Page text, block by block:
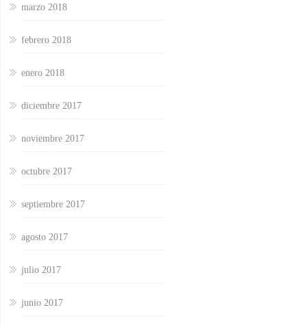
marzo 2018
febrero 2018
enero 2018
diciembre 2017
noviembre 2017
octubre 2017
septiembre 2017
agosto 2017
julio 2017
junio 2017